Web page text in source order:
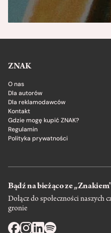
ZNAK
O nas
Dla autorów
Dla reklamodawców
Kontakt
Gdzie mogę kupić ZNAK?
Regulamin
Polityka prywatności
Bądź na bieżąco ze
Dołącz do społeczności
gronie